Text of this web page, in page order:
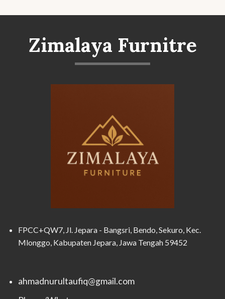
Zimalaya Furnitre
FPCC+QW7, Jl. Jepara - Bangsri, Bendo, Sekuro, Kec.
Mlonggo, Kabupaten Jepara, Jawa Tengah 59452
ahmadnurultaufiq@gmail.com